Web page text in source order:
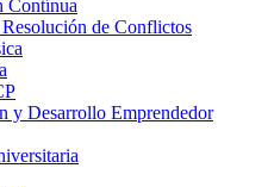
Contínua
de Conflictos
y Desarrollo Emprendedor